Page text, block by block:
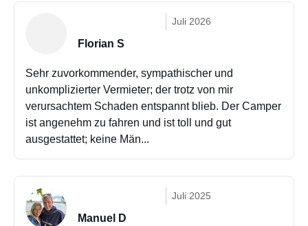
Juli 2026
Florian S
Sehr zuvorkommender, sympathischer und
unkomplizierter Vermieter; der trotz von mir
verursachtem Schaden entspannt blieb. Der Camper
ist angenehm zu fahren und ist toll und gut
ausgestattet; keine Män...
Juli 2025
Manuel D